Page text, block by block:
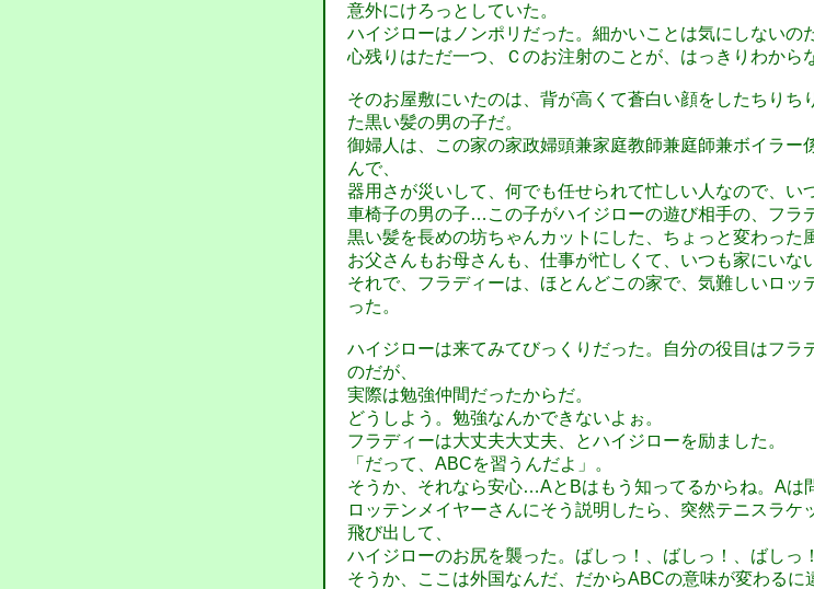
意外にけろっとしていた。
ハイジローはノンポリだった。細かいことは気にしないの
心残りはただ一つ、Ｃのお注射のことが、はっきりわから
そのお屋敷にいたのは、背が高くて蒼白い顔をしたちりち
た黒い髪の男の子だ。
御婦人は、この家の家政婦頭兼家庭教師兼庭師兼ボイラー
んで、
器用さが災いして、何でも任せられて忙しい人なので、い
車椅子の男の子…この子がハイジローの遊び相手の、フラ
黒い髪を長めの坊ちゃんカットにした、ちょっと変わった
お父さんもお母さんも、仕事が忙しくて、いつも家にいな
それで、フラディーは、ほとんどこの家で、気難しいロッ
った。
ハイジローは来てみてびっくりだった。自分の役目はフラ
のだが、
実際は勉強仲間だったからだ。
どうしよう。勉強なんかできないよぉ。
フラディーは大丈夫大丈夫、とハイジローを励ました。
「だって、ABCを習うんだよ」。
そうか、それなら安心…AとBはもう知ってるからね。Aは
ロッテンメイヤーさんにそう説明したら、突然テニスラケ
飛び出して、
ハイジローのお尻を襲った。ばしっ！、ばしっ！、ばしっ
そうか、ここは外国なんだ、だからABCの意味が変わるに